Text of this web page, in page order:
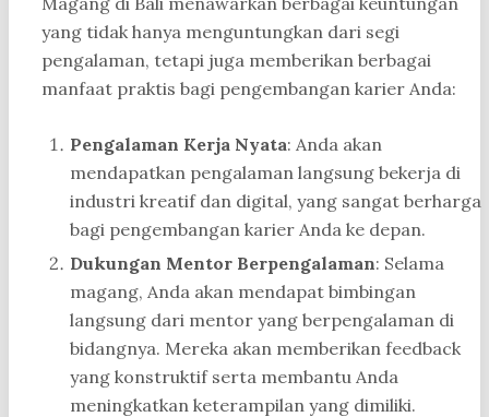
yang tidak hanya menguntungkan dari segi
pengalaman, tetapi juga memberikan berbagai
manfaat praktis bagi pengembangan karier Anda:
Pengalaman Kerja Nyata: Anda akan
mendapatkan pengalaman langsung bekerja di
industri kreatif dan digital, yang sangat berharga
bagi pengembangan karier Anda ke depan.
Dukungan Mentor Berpengalaman: Selama
magang, Anda akan mendapat bimbingan
langsung dari mentor yang berpengalaman di
bidangnya. Mereka akan memberikan feedback
yang konstruktif serta membantu Anda
meningkatkan keterampilan yang dimiliki.